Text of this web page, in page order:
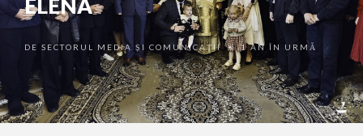
ELENA
DE SECTORUL MEDIA ȘI COMUNICAȚII •1 AN ÎN URMĂ